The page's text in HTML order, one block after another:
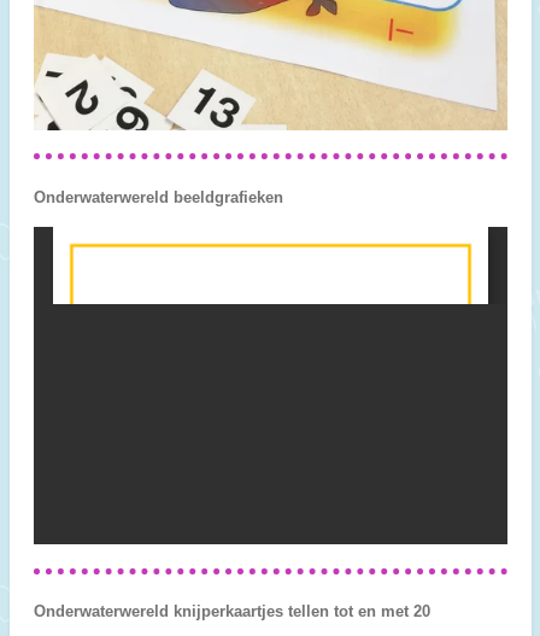
Onderwaterwereld beeldgrafieken
Onderwaterwereld knijperkaartjes tellen tot en met 20